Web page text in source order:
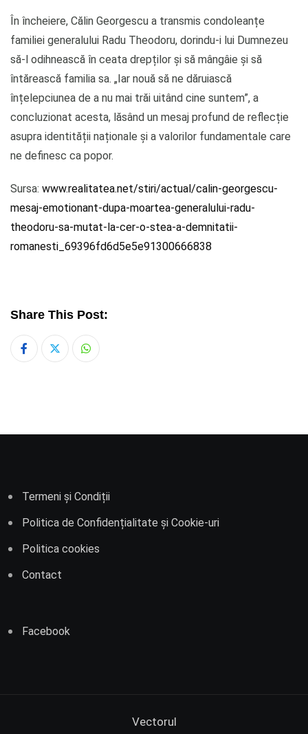
În încheiere, Călin Georgescu a transmis condoleanțe
familiei generalului Radu Theodoru, dorindu-i lui Dumnezeu
să-l odihnească în ceata drepților și să mângâie și să
întărească familia sa. „Iar nouă să ne dăruiască
înțelepciunea de a nu mai trăi uitând cine suntem”, a
concluzionat acesta, lăsând un mesaj profund de reflecție
asupra identității naționale și a valorilor fundamentale care
ne definesc ca popor.
Sursa: www.realitatea.net/stiri/actual/calin-georgescu-
mesaj-emotionant-dupa-moartea-generalului-radu-
theodoru-sa-mutat-la-cer-o-stea-a-demnitatii-
romanesti_69396fd6d5e5e91300666838
Share This Post:
Whatsapp
Termeni și Condiții
Politica de Confidențialitate și Cookie-uri
Politica cookies
Contact
Facebook
Vectorul